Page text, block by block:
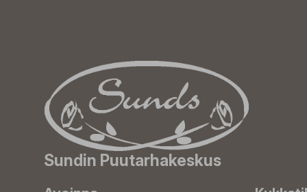
Sundin Puutarhakeskus